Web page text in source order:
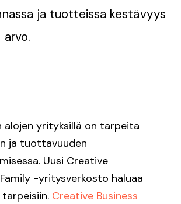
ja tuotteissa kestävyys
arvo.
alojen yrityksillä on tarpeita
ja tuottavuuden
Uusi Creative
-yritysverkosto haluaa
Creative Business